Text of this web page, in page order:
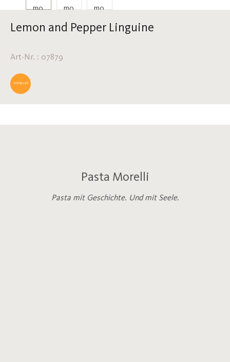
Lemon and Pepper Linguine
Art-Nr. : 07879
TOPSELLER
Pasta Morelli
Pasta mit Geschichte. Und mit Seele.